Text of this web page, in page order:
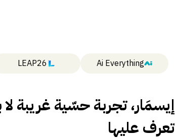
Ai Everything
LEAP26
إيسمَار، تجربة حسّية غريبة
تعرف عليها